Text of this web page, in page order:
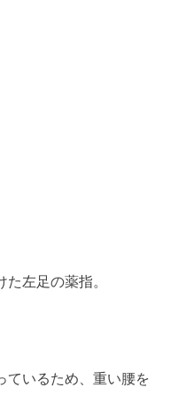
左足の薬指。
ているため、重い腰を